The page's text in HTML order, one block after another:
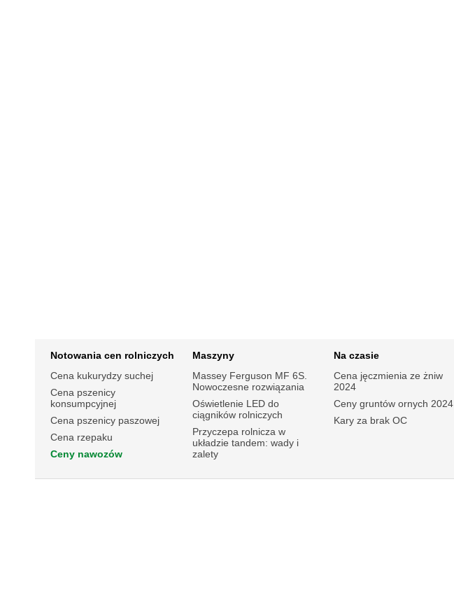
Notowania cen rolniczych
Cena kukurydzy suchej
Cena pszenicy
konsumpcyjnej
Cena pszenicy paszowej
Cena rzepaku
Ceny nawozów
Maszyny
Massey Ferguson MF 6S.
Nowoczesne rozwiązania
Oświetlenie LED do
ciągników rolniczych
Przyczepa rolnicza w
układzie tandem: wady i
zalety
Na czasie
Cena jęczmienia ze żniw
2024
Ceny gruntów ornych 2024
Kary za brak OC